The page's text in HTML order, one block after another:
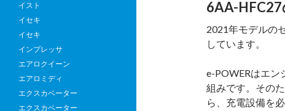
6AA-HFC27
2021年モデルの
しています。
e-POWERはエン
組みです。その
ら、充電設備を
イスト
イセキ
イセキ
インプレッサ
エアロクイーン
エアロミディ
エクスカベーター
エクスカベーター